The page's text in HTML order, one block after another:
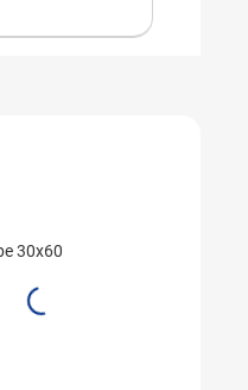
30x60